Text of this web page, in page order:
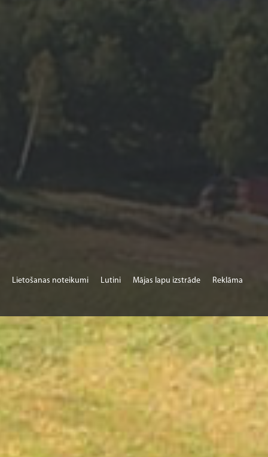
Lietošanas noteikumi Lutini Mājas lapu izstrāde Reklāma